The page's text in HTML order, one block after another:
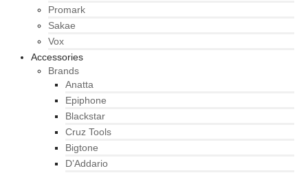
Promark
Sakae
Vox
Accessories
Brands
Anatta
Epiphone
Blackstar
Cruz Tools
Bigtone
D’Addario